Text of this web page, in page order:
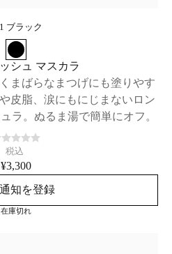
ブラック
シュ マスカラ
まばらなまつげにも塗りやす
皮脂、涙にもにじまないロン
ラ。ぬるま湯で簡単にオフ。
税込
¥3,300
知を登録
在庫切れ